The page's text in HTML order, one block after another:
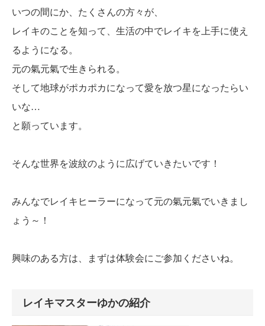
いつの間にか、たくさんの方々が、
レイキのことを知って、生活の中でレイキを上手に使え
るようになる。
元の氣元氣で生きられる。
そして地球がポカポカになって愛を放つ星になったらい
いな…
と願っています。
そんな世界を波紋のように広げていきたいです！
みんなでレイキヒーラーになって元の氣元氣でいきまし
ょう～！
興味のある方は、まずは体験会にご参加くださいね。
レイキマスターゆかの紹介